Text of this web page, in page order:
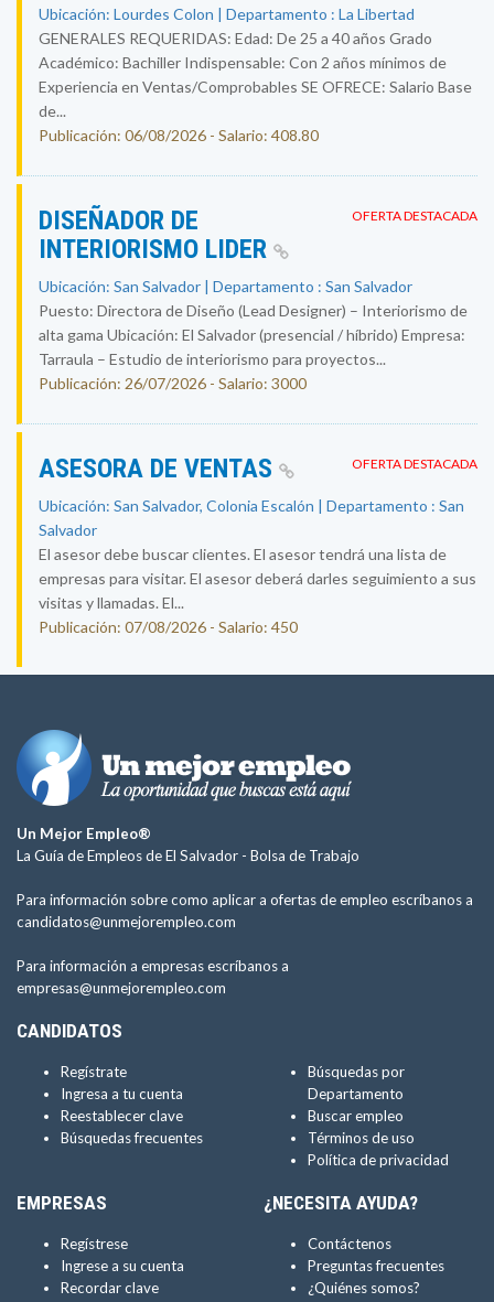
Ubicación: Lourdes Colon | Departamento : La Libertad
GENERALES REQUERIDAS: Edad: De 25 a 40 años Grado
Académico: Bachiller Indispensable: Con 2 años mínimos de
Experiencia en Ventas/Comprobables SE OFRECE: Salario Base
de...
Publicación: 06/08/2026 - Salario: 408.80
OFERTA DESTACADA
DISEÑADOR DE
INTERIORISMO LIDER
Ubicación: San Salvador | Departamento : San Salvador
Puesto: Directora de Diseño (Lead Designer) – Interiorismo de
alta gama Ubicación: El Salvador (presencial / híbrido) Empresa:
Tarraula – Estudio de interiorismo para proyectos...
Publicación: 26/07/2026 - Salario: 3000
OFERTA DESTACADA
ASESORA DE VENTAS
Ubicación: San Salvador, Colonia Escalón | Departamento : San
Salvador
El asesor debe buscar clientes. El asesor tendrá una lista de
empresas para visitar. El asesor deberá darles seguimiento a sus
visitas y llamadas. El...
Publicación: 07/08/2026 - Salario: 450
Un Mejor Empleo®
La Guía de Empleos de El Salvador - Bolsa de Trabajo
Para información sobre como aplicar a ofertas de empleo escríbanos a
candidatos@unmejorempleo.com
Para información a empresas escríbanos a
empresas@unmejorempleo.com
CANDIDATOS
Regístrate
Ingresa a tu cuenta
Reestablecer clave
Búsquedas frecuentes
Búsquedas por
Departamento
Buscar empleo
Términos de uso
Política de privacidad
EMPRESAS
Regístrese
Ingrese a su cuenta
Recordar clave
¿NECESITA AYUDA?
Contáctenos
Preguntas frecuentes
¿Quiénes somos?